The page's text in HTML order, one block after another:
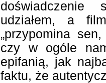
udziałem, a
„przypomina
czy w ogóle
epifanią, jak
faktu, że